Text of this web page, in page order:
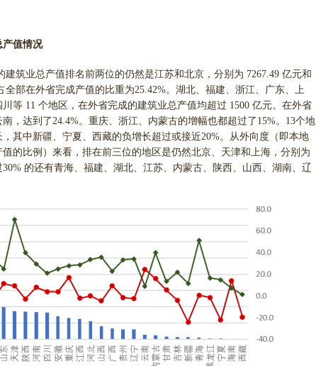
产值情况
建筑业总产值排名前两位的仍然是江苏和北京，分别为 7267.49 亿元和
全部在外省完成产值的比重为25.42%。湖北、福建、浙江、广东、上
等 11 个地区，在外省完成的建筑业总产值均超过 1500 亿元。在外省
，达到了24.4%。重庆、浙江、内蒙古的增幅也都超过了15%。13个地
其中新疆、宁夏、西藏的负增长超过或接近20%。从外向度（即本地
的比例）来看，排在前三位的地区是仍然北京、天津和上海，分别为
30% 的还有青海、福建、湖北、江苏、内蒙古、陕西、山西、湖南、辽